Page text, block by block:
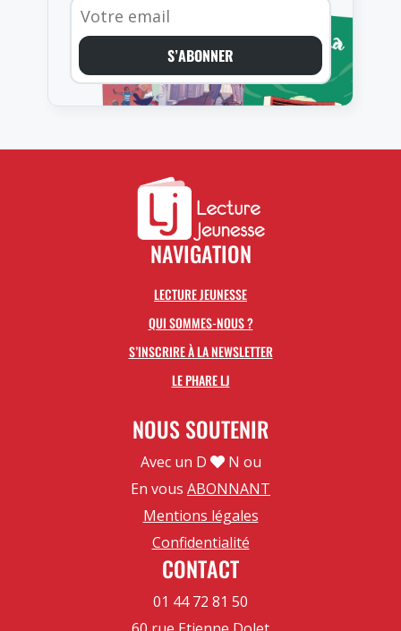
S’ABONNER
NAVIGATION
LECTURE JEUNESSE
QUI SOMMES-NOUS ?
S’INSCRIRE À LA NEWSLETTER
LE PHARE LJ
NOUS SOUTENIR
Avec un D
N ou
En vous ABONNANT
Mentions légales
Confidentialité
CONTACT
01 44 72 81 50